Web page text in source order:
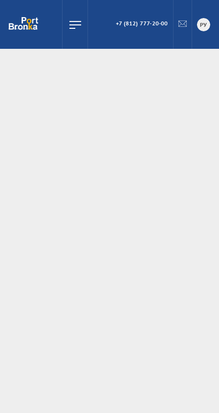
ПОИСК
+7 (812) 777-20-00 РУ